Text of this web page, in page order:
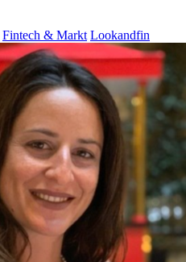
Fintech & Markt Lookandfin